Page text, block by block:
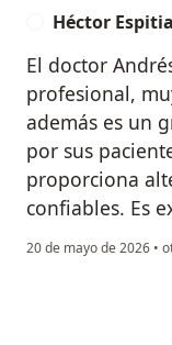
Héctor Espitia
El doctor
profesional,
además es un
por sus
proporciona
confiables. Es
20 de mayo de 2026 •